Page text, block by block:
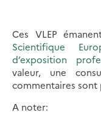
Ces VLEP
Scientifique
d’exposition
valeur, une
commentaires sont
A noter: